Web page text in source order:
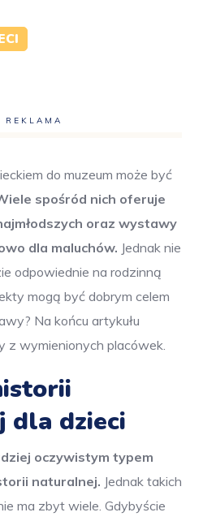
REKLAMA
do muzeum może być
spośród nich oferuje
oraz wystawy
dla maluchów. Jednak nie
odpowiednie na rodzinną
mogą być dobrym celem
Na końcu artykułu
z wymienionych placówek.
dla dzieci
oczywistym typem
naturalnej. Jednak takich
ma zbyt wiele. Gdybyście